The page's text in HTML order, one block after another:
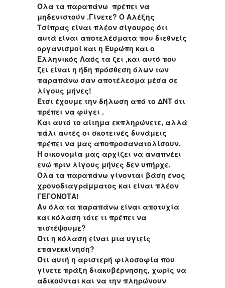
Όλα τα παραπάνω πρέπει να
μηδενιστούν .Γίνετε? Ο Αλέξης
Τσίπρας είναι πλέον σίγουρος ότι
αυτά είναι αποτελέσματα που διεθνείς
οργανισμοί και η Ευρώπη και ο
Ελληνικός Λαός τα ζει ,και αυτό που
ζει είναι η ήδη πρόσθεση όλων των
παραπάνω σαν αποτέλεσμα μέσα σε
λίγους μήνες!
Έτσι έχουμε την δήλωση από το ΔΝΤ ότι
πρέπει να φύγει .
Και αυτό το αίτημα εκπληρώνετε, αλλά
πάλι αυτές οι σκοτεινές δυνάμεις
πρέπει να μας αποπροσανατολίσουν.
Η οικονομία μας αρχίζει να αναπνέει
ενώ πριν λίγους μήνες δεν υπήρχε.
Όλα τα παραπάνω γίνονται βάση ένος
χρονοδιαγράμματος και είναι πλέον
ΓΕΓΟΝΟΤΑ!
Αν όλα τα παραπάνω είναι αποτυχία
και κόλαση τότε τι πρέπει να
πιστέψουμε?
Ότι η κόλαση είναι μια υγιείς
επανεκκίνηση?
Ότι αυτή η αριστερή φιλοσοφία που
γίνετε πράξη διακυβέρνησης, χωρίς να
αδικούνται και να την πληρώνουν